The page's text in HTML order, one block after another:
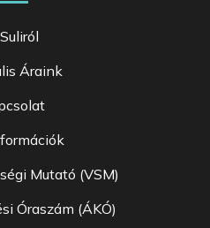
Áraink
Mutató (VSM)
Óraszám (ÁKÓ)